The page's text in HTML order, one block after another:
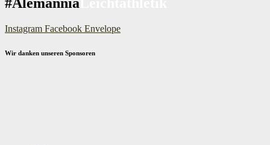
Instagram Facebook Envelope
Wir danken unseren Sponsoren